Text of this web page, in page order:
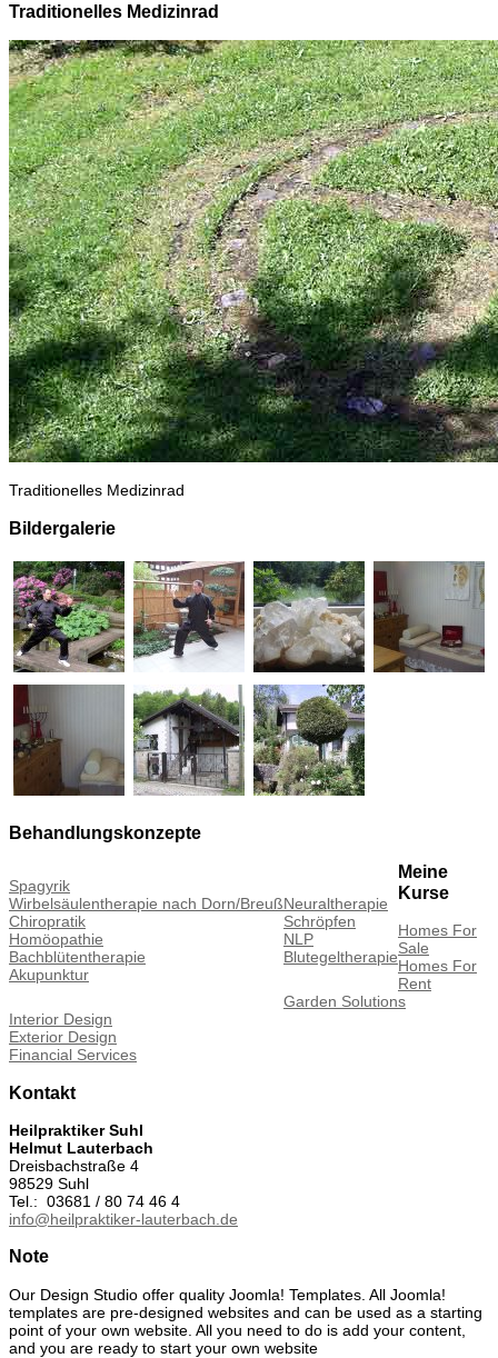
Traditionelles Medizinrad
Traditionelles Medizinrad
Bildergalerie
Behandlungskonzepte
Spagyrik
Wirbelsäulentherapie nach Dorn/Breuß
Chiropratik
Homöopathie
Bachblütentherapie
Akupunktur
Neuraltherapie
Schröpfen
NLP
Blutegeltherapie
Meine
Kurse
Homes For
Sale
Homes For
Rent
Garden Solutions
Interior Design
Exterior Design
Financial Services
Kontakt
Heilpraktiker Suhl
Helmut Lauterbach
Dreisbachstraße 4
98529 Suhl
Tel.: 03681 / 80 74 46 4
info@heilpraktiker-lauterbach.de
Note
Our Design Studio offer quality Joomla! Templates. All Joomla!
templates are pre-designed websites and can be used as a starting
point of your own website. All you need to do is add your content,
and you are ready to start your own website